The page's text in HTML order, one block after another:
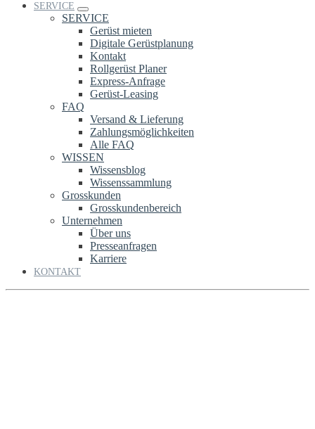
SERVICE
SERVICE
Gerüst mieten
Digitale Gerüstplanung
Kontakt
Rollgerüst Planer
Express-Anfrage
Gerüst-Leasing
FAQ
Versand & Lieferung
Zahlungsmöglichkeiten
Alle FAQ
WISSEN
Wissensblog
Wissenssammlung
Grosskunden
Grosskundenbereich
Unternehmen
Über uns
Presseanfragen
Karriere
KONTAKT